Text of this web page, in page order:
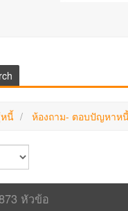
นี้ ห้องถาม- ตอบปัญหาห
หัวข้อ